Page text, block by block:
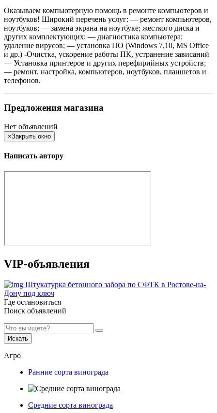
Оказываем компьютерную помощь в ремонте компьютеров и
ноутбуков! Широкий перечень услуг: — ремонт компьютеров,
ноутбуков; — замена экрана на ноутбуке; жесткого диска и
других комплектующих; — диагностика компьютера;
удаление вирусов; — установка ПО (Windows 7,10, MS Office
и др.) -Очистка, ускорение работы ПК, устранение зависаний
— Установка принтеров и других перефирийных устройств;
— ремонт, настройка, компьютеров, ноутбуков, планшетов и
телефонов.
Предложения магазина
Нет объявлений
×Закрыть окно
Написать автору
VIP-объявления
Штукатурка бетонного забора по СФТК в Ростове-на-
Дону под ключ
Где остановиться
Поиск объявлений
Искать
Агро
Ранние сорта винограда
Средние сорта винограда